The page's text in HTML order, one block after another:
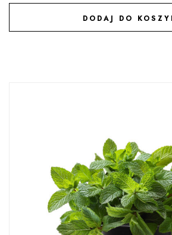
DODAJ DO
DODAJ DO